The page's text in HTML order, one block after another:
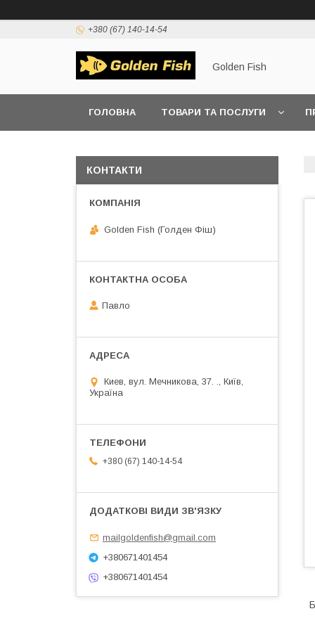
+380 (67) 140-14-54
Golden Fish
ГОЛОВНА ТОВАРИ ТА ПОСЛУГИ
КОНТАКТИ
Golden Fish (Голден Фіш)
Павло
Киев, вул. Мечникова, 37. ., Київ,
Україна
+380 (67) 140-14-54
mailgoldenfish@gmail.com
+380671401454
+380671401454